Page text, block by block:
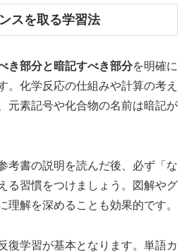
スを取る学習法
き部分と暗記すべき部分を明確に
。化学反応の仕組みや計算の考え
元素記号や化合物の名前は暗記が
考書の説明を読んだ後、必ず「な
る習慣をつけましょう。図解やグ
理解を深めることも効果的です。
復学習が基本となります。単語カ